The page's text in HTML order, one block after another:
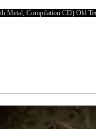
Metal, Compilation CD) Old